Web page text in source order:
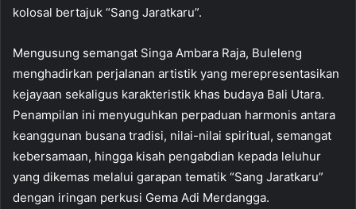
kolosal bertajuk “Sang Jaratkaru”.
Mengusung semangat Singa Ambara Raja, Buleleng
menghadirkan perjalanan artistik yang merepresentasikan
kejayaan sekaligus karakteristik khas budaya Bali Utara.
Penampilan ini menyuguhkan perpaduan harmonis antara
keanggunan busana tradisi, nilai-nilai spiritual, semangat
kebersamaan, hingga kisah pengabdian kepada leluhur
yang dikemas melalui garapan tematik “Sang Jaratkaru”
dengan iringan perkusi Gema Adi Merdangga.